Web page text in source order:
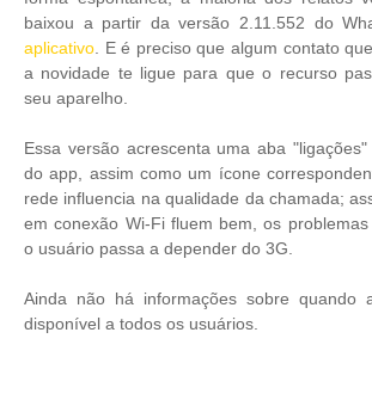
baixou a partir da versão 2.11.552 do
aplicativo . E é preciso que algum contato
a novidade te ligue para que o recurso
seu aparelho.
Essa versão acrescenta uma aba
do app, assim como um ícone
rede influencia na qualidade da chamada;
em conexão Wi-Fi fluem bem, os
o usuário passa a depender do 3G.
Ainda não há informações sobre quando
disponível a todos os usuários.